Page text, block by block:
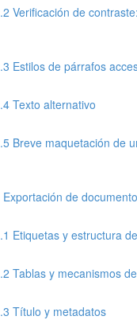
Verificación de
Estilos de párrafos
Texto alternativo
Breve maquetación de
de
Etiquetas y estructura
Tablas y mecanismos
Título y metadatos